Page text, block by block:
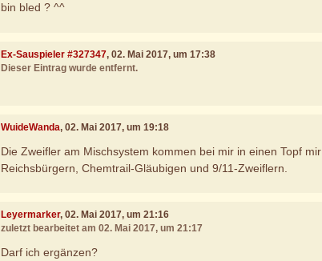
bin bled ? ^^
Ex-Sauspieler #327347, 02. Mai 2017, um 17:38
Dieser Eintrag wurde entfernt.
WuideWanda, 02. Mai 2017, um 19:18
Die Zweifler am Mischsystem kommen bei mir in einen Topf mir
Reichsbürgern, Chemtrail-Gläubigen und 9/11-Zweiflern.
Leyermarker, 02. Mai 2017, um 21:16
zuletzt bearbeitet am 02. Mai 2017, um 21:17
Darf ich ergänzen?